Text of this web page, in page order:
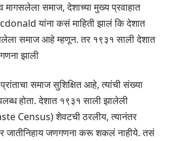
समाज, देशाच्या मुख्य प्रवाहात
यांना कसं माहिती झालं कि देशात
समाज आहे म्हणून. तर १९३१ साली देशात
झाली
समाज सुशिक्षित आहे, त्यांची संख्या
होता. देशात १९३१ साली झालेली
Census) शेवटची ठरलीय, त्यानंतर
जातीनिहाय जणगणना करू शकलं नाहीये. तसं